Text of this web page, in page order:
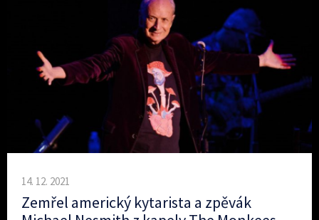
14. 12. 2021
Zemřel americký kytarista a zpěvák